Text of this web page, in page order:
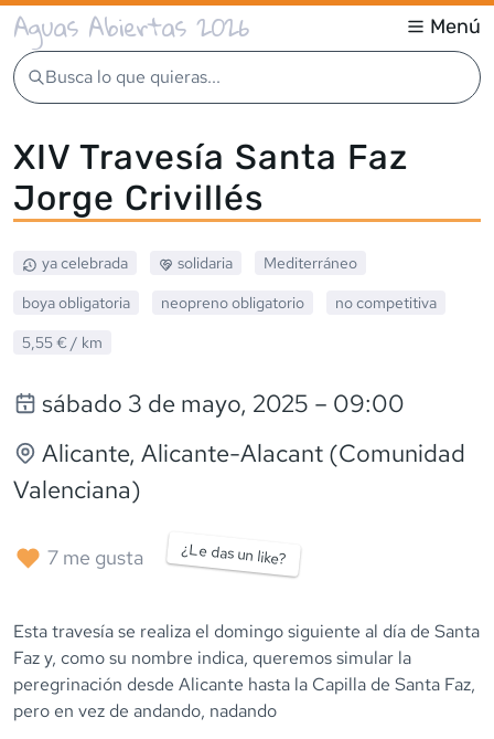
Aguas Abiertas 2026 Menú
Busca lo que quieras...
XIV Travesía Santa Faz
Jorge Crivillés
ya celebrada solidaria
Mediterráneo
boya obligatoria
neoprenoobligatorio
no competitiva
5,55 € / km
sábado 3 de mayo, 2025 – 09:00
Alicante, Alicante-Alacant (Comunidad
Valenciana)
7 me gusta ¿Le das un like?
Esta travesía se realiza el domingo siguiente al día de Santa
Faz y, como su nombre indica, queremos simular la
peregrinación desde Alicante hasta la Capilla de Santa Faz,
pero en vez de andando, nadando